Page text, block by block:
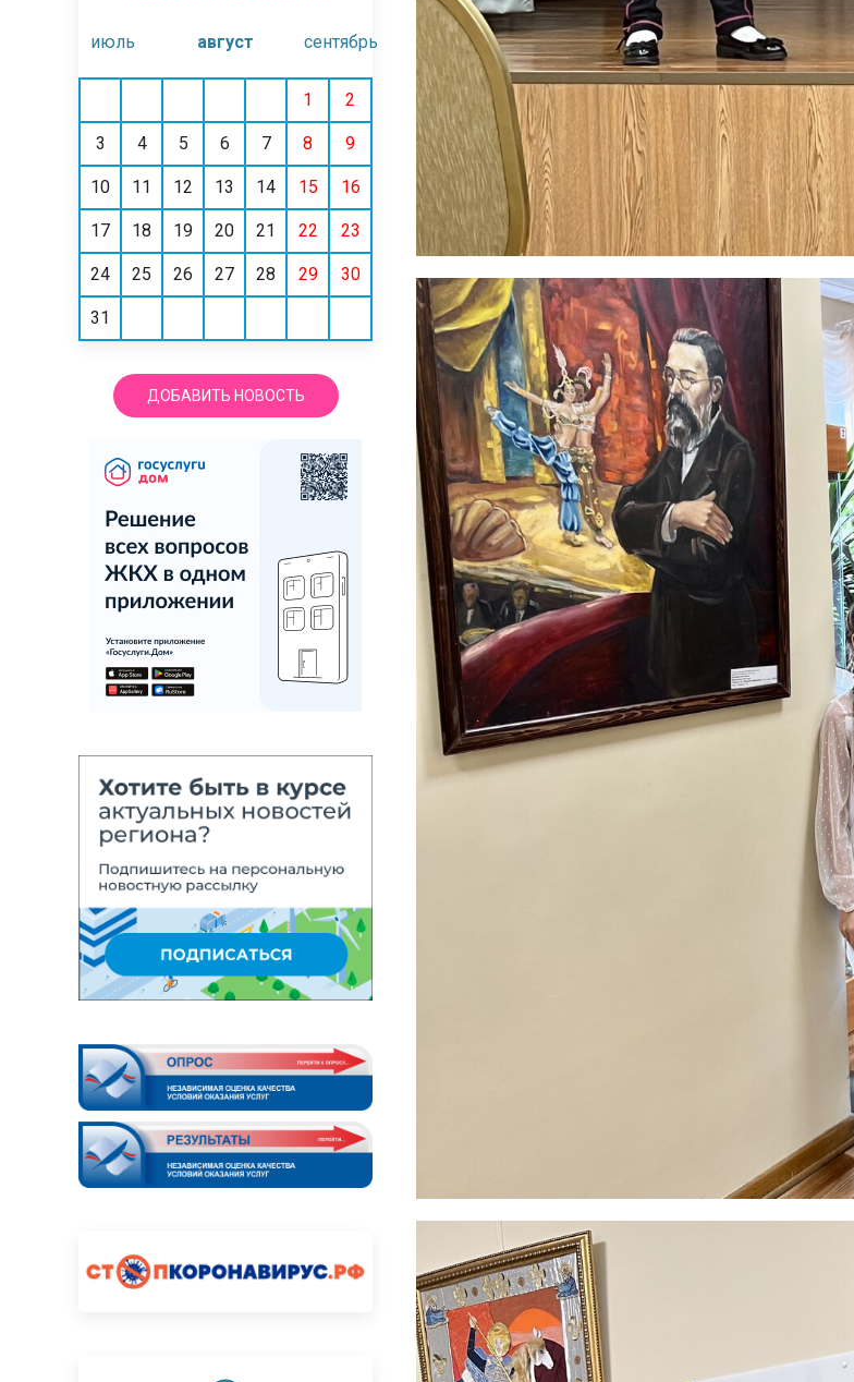
июль август сентябрь
1 2
3 4 5 6 7 8 9
10 11 12 13 14 15 16
17 18 19 20 21 22 23
24 25 26 27 28 29 30
31
ДОБАВИТЬ НОВОСТЬ